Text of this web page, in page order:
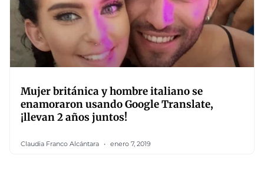
Mujer británica y hombre italiano se
enamoraron usando Google Translate,
¡llevan 2 años juntos!
Claudia Franco Alcántara enero 7, 2019